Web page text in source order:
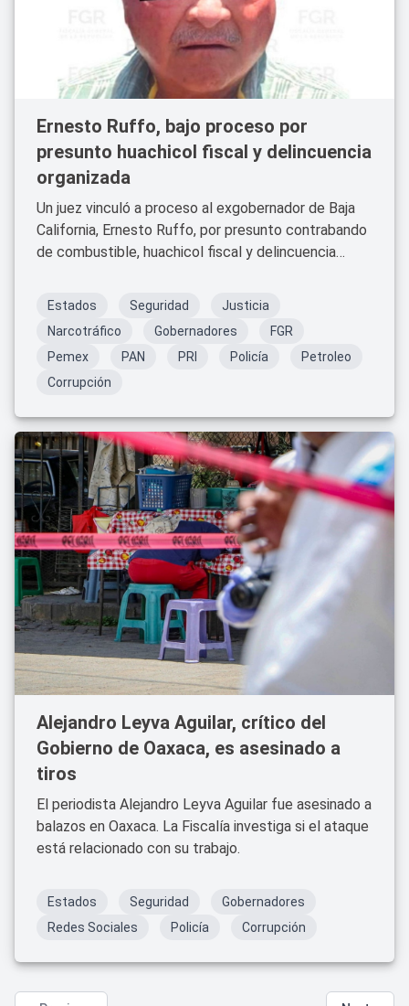
Ernesto Ruffo, bajo proceso por
presunto huachicol fiscal y delincuencia
organizada
Un juez vinculó a proceso al exgobernador de Baja
California, Ernesto Ruffo, por presunto contrabando
de combustible, huachicol fiscal y delincuencia
Estados Seguridad
Justicia
Narcotráfico
Gobernadores
FGR
Pemex
PAN PRI Policía
Petroleo
Corrupción
Alejandro Leyva Aguilar, crítico del
Gobierno de Oaxaca, es asesinado a
tiros
El periodista Alejandro Leyva Aguilar fue asesinado a
balazos en Oaxaca. La Fiscalía investiga si el ataque
está relacionado con su trabajo.
Estados Seguridad
Gobernadores
Redes Sociales
Policía Corrupción